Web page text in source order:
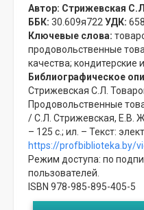
Автор: Стрижевская
ББК: 30.609я722УДК:
Ключевые слова:
продовольственные
качества; кондитерские
Библиографическое
Стрижевская С.Л.
Продовольственные
/ С.Л. Стрижевская, Е.В.
– 125 с.; ил. – Текст:
https://profbiblioteka.by/
Режим доступа: по
пользователей.
ISBN 978-985-895-405-5